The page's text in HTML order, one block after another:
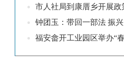
钟团玉：带回一部法 振